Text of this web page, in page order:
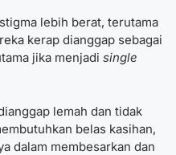
lebih berat, terutama
kerap dianggap sebagai
jika menjadi single
lemah dan tidak
belas kasihan,
dalam membesarkan dan